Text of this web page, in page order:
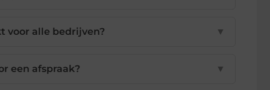
voor alle bedrijven? ▼
een afspraak? ▼